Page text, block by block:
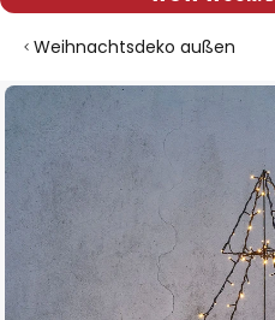
Weihnachtsdeko außen
Zum
Ende
der
Bildgalerie
springen